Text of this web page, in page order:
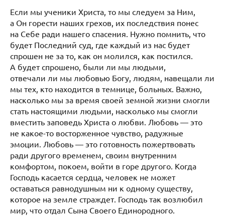
Если мы ученики Христа, то мы следуем за Ним,
а Он горести наших грехов, их последствия понес
на Себе ради нашего спасения. Нужно помнить, что
будет Последний суд, где каждый из нас будет
спрошен не за то, как он молился, как постился.
А будет спрошено, были ли мы людьми,
отвечали ли мы любовью Богу, людям, навещали ли
мы тех, кто находится в темнице, больных. Важно,
насколько мы за время своей земной жизни смогли
стать настоящими людьми, насколько мы смогли
вместить заповедь Христа о любви. Любовь — это
не какое-то восторженное чувство, радужные
эмоции. Любовь — это готовность пожертвовать
ради другого временем, своим внутренним
комфортом, покоем, войти в горе другого. Когда
Господь касается сердца, человек не может
оставаться равнодушным ни к одному существу,
которое на земле страждет. Господь так возлюбил
мир, что отдал Сына Своего Единородного.